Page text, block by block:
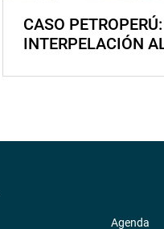
CASO
INTERPELACIÓN
Agenda